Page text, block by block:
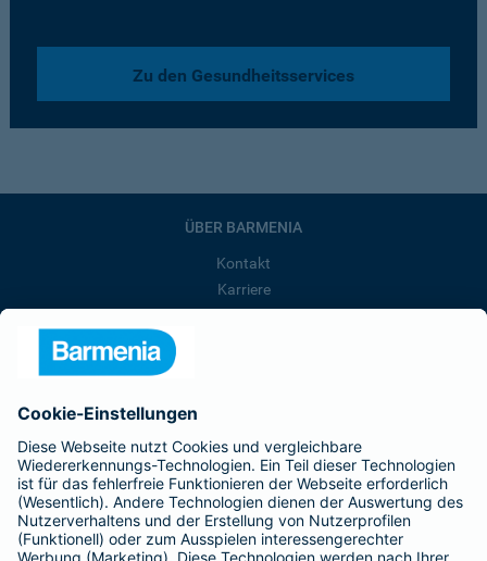
Zu den Gesundheitsservices
ÜBER BARMENIA
Kontakt
Karriere
Barmenia ist Teil der BarmeniaGothaer
BELIEBTE SEITEN
Kranken-Zusatzversicherung
Tierversicherungen
Haftpflichtversicherung